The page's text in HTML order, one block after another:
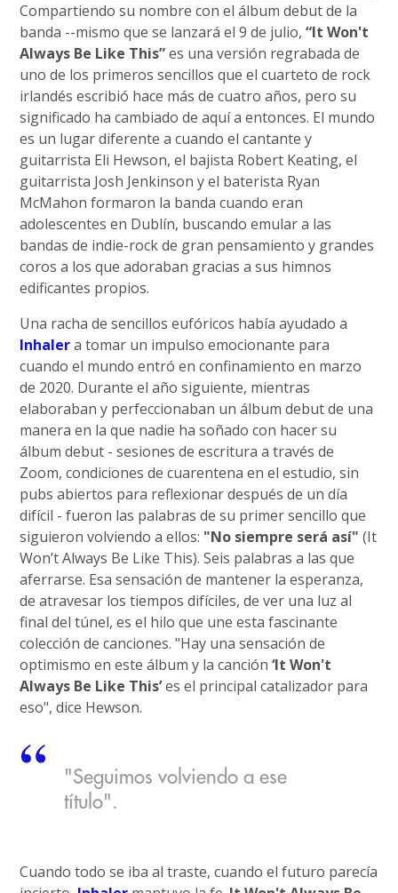
Compartiendo su nombre con el álbum debut de la
banda --mismo que se lanzará el 9 de julio,“It Won't
Always Be Like This”es una versión regrabada de
uno de los primeros sencillos que el cuarteto de rock
irlandés escribió hace más de cuatro años, pero su
significado ha cambiado de aquí a entonces. El mundo
es un lugar diferente a cuando el cantante y
guitarrista Eli Hewson, el bajista Robert Keating, el
guitarrista Josh Jenkinson y el baterista Ryan
McMahon formaron la banda cuando eran
adolescentes en Dublín, buscando emular a las
bandas de indie-rock de gran pensamiento y grandes
coros a los que adoraban gracias a sus himnos
edificantes propios.
Una racha de sencillos eufóricos había ayudado a
Inhalera tomar un impulso emocionante para
cuando el mundo entró en confinamiento en marzo
de 2020. Durante el año siguiente, mientras
elaboraban y perfeccionaban un álbum debut de una
manera en la que nadie ha soñado con hacer su
álbum debut - sesiones de escritura a través de
Zoom, condiciones de cuarentena en el estudio, sin
pubs abiertos para reflexionar después de un día
difícil - fueron las palabras de su primer sencillo que
siguieron volviendo a ellos: "No siempre será así" (It
Won’t Always Be Like This). Seis palabras a las que
aferrarse. Esa sensación de mantener la esperanza,
de atravesar los tiempos difíciles, de ver una luz al
final del túnel, es el hilo que une esta fascinante
colección de canciones. "Hay una sensación de
optimismo en este álbum y la canción‘It Won't
Always Be Like This’es el principal catalizador para
eso", dice Hewson.
"Seguimos volviendo a ese
título".
Cuando todo se iba al traste, cuando el futuro parecía